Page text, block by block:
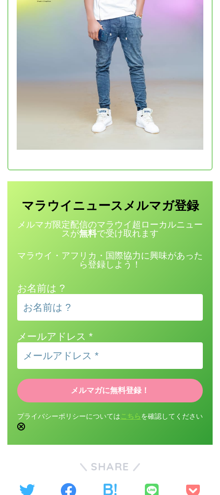
マラウイニュース メルマガ登録
メルマガ限定配信のマラウイ超ローカルニュー
スが無料で受け取れます
マラウイ・アフリカ・国際協力に興味があった
ら登録しよう！
お名前は ?
メールアドレス *
プライバシーポリシーについては こちら を確認してください
SHARE